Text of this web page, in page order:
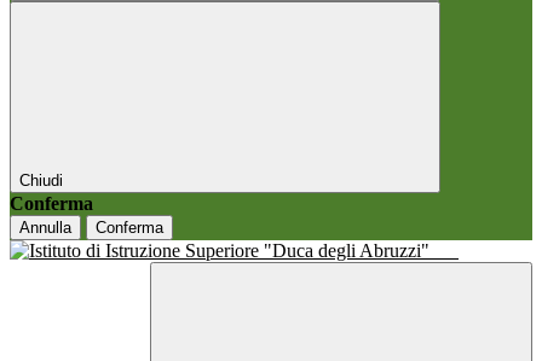
Chiudi
Conferma
Annulla Conferma